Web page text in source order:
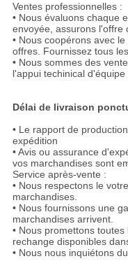
Ventes professionnelles :
• Nous évaluons chaque
envoyée, assurons l'offre
• Nous coopérons avec
offres. Fournissez tous
• Nous sommes des
l'appui techinical
Délai de livraison
• Le rapport de
expédition
• Avis ou assurance
vos marchandises sont
Service après-vente :
• Nous respectons le
marchandises.
• Nous fournissons une
marchandises arrivent.
• Nous promettons toutes
rechange disponibles
• Nous nous inquiétons